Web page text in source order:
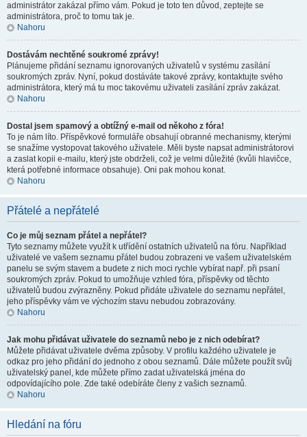
administrátor zakázal přímo vám. Pokud je toto ten důvod, zeptejte se
administrátora, proč to tomu tak je.
Nahoru
Dostávám nechtěné soukromé zprávy!
Plánujeme přidání seznamu ignorovaných uživatelů v systému zasílání
soukromých zpráv. Nyní, pokud dostáváte takové zprávy, kontaktujte svého
administrátora, který má tu moc takovému uživateli zasílání zpráv zakázat.
Nahoru
Dostal jsem spamový a obtížný e-mail od někoho z fóra!
To je nám líto. Příspěvkové formuláře obsahují obranné mechanismy, kterými
se snažíme vystopovat takového uživatele. Měli byste napsat administrátorovi
a zaslat kopii e-mailu, který jste obdrželi, což je velmi důležité (kvůli hlavičce,
která potřebné informace obsahuje). Oni pak mohou konat.
Nahoru
Přátelé a nepřátelé
Co je můj seznam přátel a nepřátel?
Tyto seznamy můžete využít k utřídění ostatních uživatelů na fóru. Například
uživatelé ve vašem seznamu přátel budou zobrazeni ve vašem uživatelském
panelu se svým stavem a budete z nich moci rychle vybírat např. při psaní
soukromých zpráv. Pokud to umožňuje vzhled fóra, příspěvky od těchto
uživatelů budou zvýrazněny. Pokud přidáte uživatele do seznamu nepřátel,
jeho příspěvky vám ve výchozím stavu nebudou zobrazovány.
Nahoru
Jak mohu přidávat uživatele do seznamů nebo je z nich odebírat?
Můžete přidávat uživatele dvěma způsoby. V profilu každého uživatele je
odkaz pro jeho přidání do jednoho z obou seznamů. Dále můžete použít svůj
uživatelský panel, kde můžete přímo zadat uživatelská jména do
odpovídajícího pole. Zde také odebíráte členy z vašich seznamů.
Nahoru
Hledání na fóru